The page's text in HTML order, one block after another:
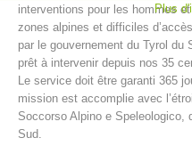
interventions pour les hommes
zones alpines et difficiles
par le gouvernement du Tyrol
prêt à intervenir depuis nos 35
Le service doit être garanti 365
mission est accomplie avec
Soccorso Alpino e Speleologico,
Sud.
Plus